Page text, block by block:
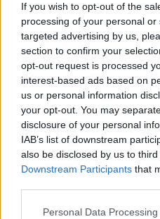
If you wish to opt-out of the
processing of your personal
targeted advertising by us,
section to confirm your
opt-out request is processed
interest-based ads based on
us or personal information
your opt-out. You may
disclosure of your personal
IAB’s list of downstream
also be disclosed by us to
Downstream Participants that
Please note that this website/
Personal Data
άνδρας άρχισε να χτυπά
νοσηλεύτρια, ενώ την
πέταξε στον τοίχο , με
τραυματίσει. Βλέποντας
συνέβαινε πήγε να τον
αρπάζοντας
χτυπήσει το νοσηλευτή.
Στην συνέχεια έφυγε
συλληφθεί. Να
γυναίκα μεταφέρθηκε